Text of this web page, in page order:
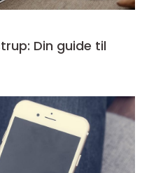
Din guide til